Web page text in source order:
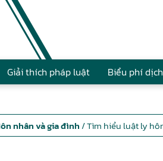
Giải thích pháp luật Biểu phí
nhân và gia đình / Tìm hiểu luật ly